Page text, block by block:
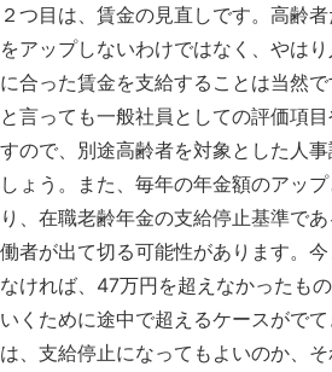
２つ目は、 賃金の見直しです。高齢
をアップしないわけではなく、やは
に合った賃金を支給することは当然
と言っても一般社員としての評価項
すので、別途高齢者を対象とした人
しょう。また、毎年の年金額のアッ
り、在職老齢年金の支給停止基準で
働者が出て切る可能性があります。
なければ、47万円を超えなかったも
いくために途中で超えるケースがで
は、支給停止になってもよいのか、